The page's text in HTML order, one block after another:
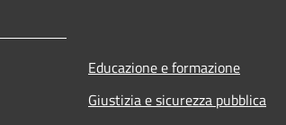
Educazione e formazione
Giustizia e sicurezza pubblica